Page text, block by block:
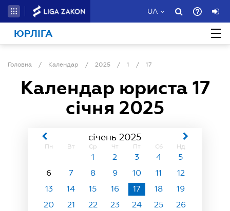
UA
ЮРЛІГА
Головна / Календар / 2025 / 1 / 17
Календар юриста 17
січня 2025
січень 2025
Пн Вт Ср Чт Пт Сб Нд
1 2 3 4
5
6
7 8 9 10 11
12
13
14 15 16 17 18
19
20
21 22 23 24 25
26